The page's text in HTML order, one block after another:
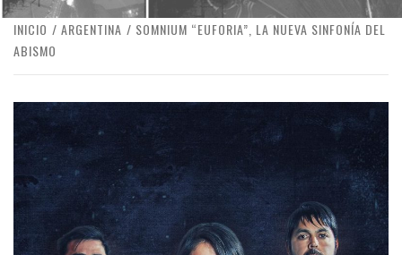
INICIO ARGENTINA
SOMNIUM “EUFORIA”, LA NUEVA SINFONÍA DEL
ABISMO